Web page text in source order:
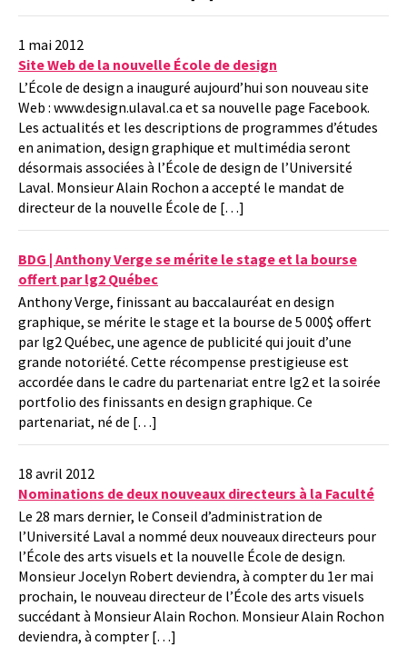
1 mai 2012
Site Web de la nouvelle École de design
L’École de design a inauguré aujourd’hui son nouveau site
Web : www.design.ulaval.ca et sa nouvelle page Facebook.
Les actualités et les descriptions de programmes d’études
en animation, design graphique et multimédia seront
désormais associées à l’École de design de l’Université
Laval. Monsieur Alain Rochon a accepté le mandat de
directeur de la nouvelle École de […]
BDG | Anthony Verge se mérite le stage et la bourse
offert par lg2 Québec
Anthony Verge, finissant au baccalauréat en design
graphique, se mérite le stage et la bourse de 5 000$ offert
par lg2 Québec, une agence de publicité qui jouit d’une
grande notoriété. Cette récompense prestigieuse est
accordée dans le cadre du partenariat entre lg2 et la soirée
portfolio des finissants en design graphique. Ce
partenariat, né de […]
18 avril 2012
Nominations de deux nouveaux directeurs à la Faculté
Le 28 mars dernier, le Conseil d’administration de
l’Université Laval a nommé deux nouveaux directeurs pour
l’École des arts visuels et la nouvelle École de design.
Monsieur Jocelyn Robert deviendra, à compter du 1er mai
prochain, le nouveau directeur de l’École des arts visuels
succédant à Monsieur Alain Rochon. Monsieur Alain Rochon
deviendra, à compter […]